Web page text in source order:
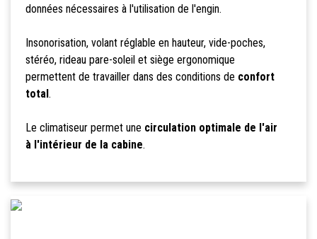
données nécessaires à l'utilisation de l'engin.
Insonorisation, volant réglable en hauteur, vide-poches,
stéréo, rideau pare-soleil et siège ergonomique
permettent de travailler dans des conditions de confort
total .
Le climatiseur permet une circulation optimale de l'air
à l'intérieur de la cabine.